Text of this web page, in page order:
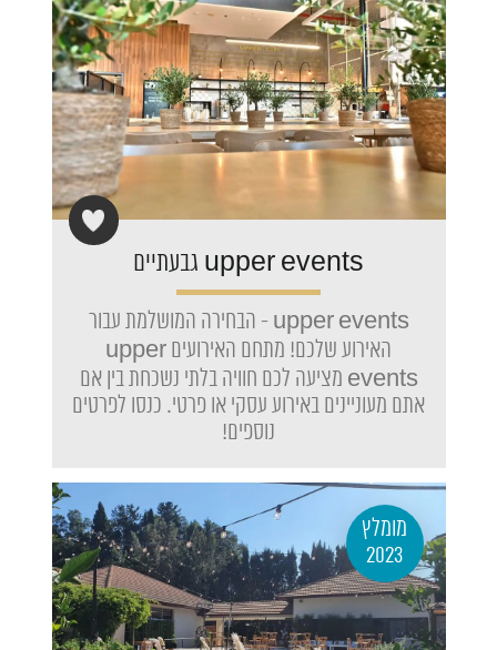
upper events גבעתיים
upper events - הבחירה המושלמת עבור
האירוע שלכם! מתחם האירועים upper
events מציעה לכם חוויה בלתי נשכחת בין אם
אתם מעוניינים באירוע עסקי או פרטי. כנסו לפרטים
נוספים!
מומלץ
2023